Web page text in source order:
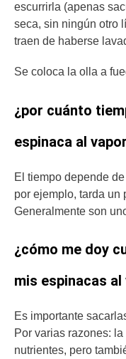
escurrirla (apenas
seca, sin ningún otro
traen de haberse
Se coloca la olla a
¿por cuánto
espinaca al
El tiempo depende
por ejemplo, tarda un
Generalmente son
¿cómo me doy
mis espinacas al
Es importante
Por varias razones:
nutrientes, pero